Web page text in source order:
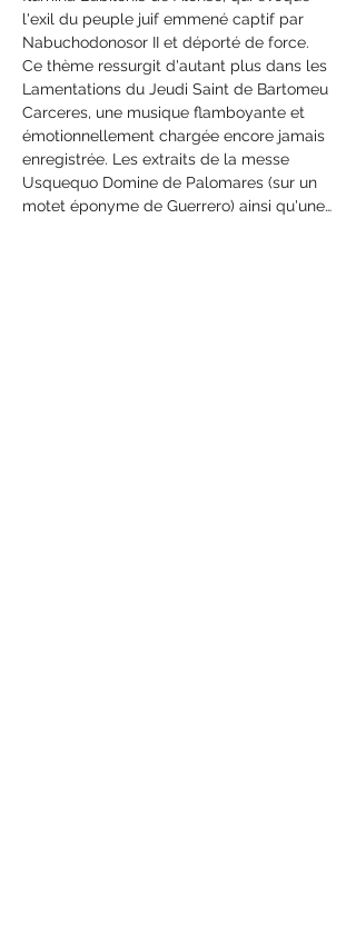
l'exil du peuple juif emmené captif par
Nabuchodonosor II et déporté de force.
Ce thème ressurgit d'autant plus dans les
Lamentations du Jeudi Saint de Bartomeu
Carceres, une musique flamboyante et
émotionnellement chargée encore jamais
enregistrée. Les extraits de la messe
Usquequo Domine de Palomares (sur un
motet éponyme de Guerrero) ainsi qu'une…